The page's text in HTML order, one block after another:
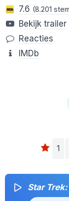
7.6 (8.201
Bekijk trailer
Reacties
IMDb
1
Star